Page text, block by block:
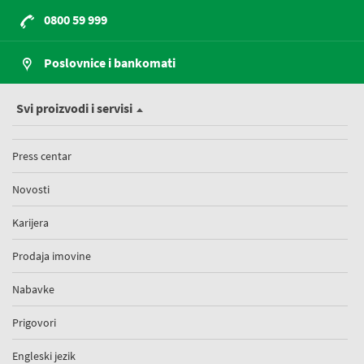
0800 59 999
Poslovnice i bankomati
Svi proizvodi i servisi
Press centar
Novosti
Karijera
Prodaja imovine
Nabavke
Prigovori
Engleski jezik